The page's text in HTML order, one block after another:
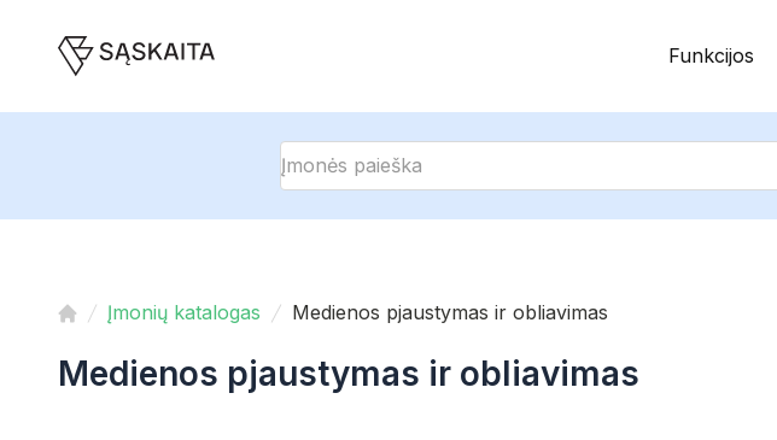
Funkcijos
Įmonių katalogas Medienos pjaustymas ir obliavimas
Medienos pjaustymas ir obliavimas